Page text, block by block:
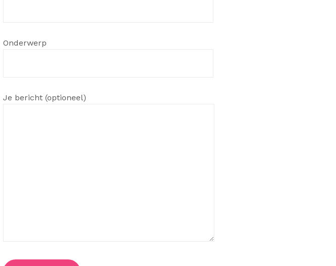
Onderwerp
Je bericht (optioneel)